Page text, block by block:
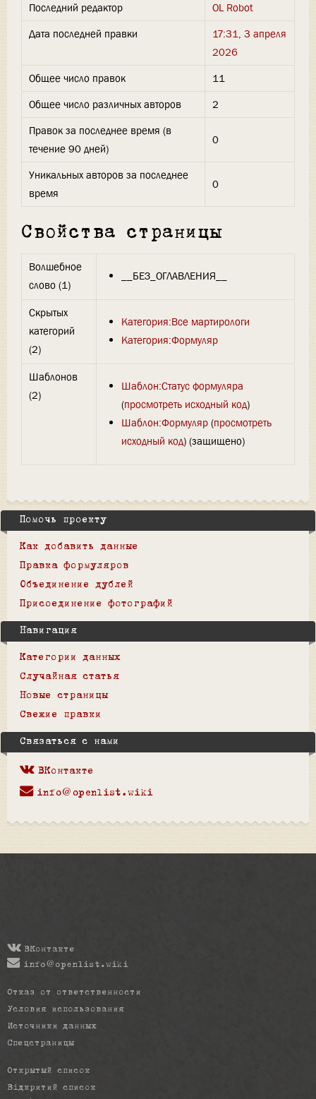
Последний редактор
OL Robot
Дата последней правки
17:31, 3 апреля
2026
Общее число правок
11
Общее число различных авторов
2
Правок за последнее время (в
течение 90 дней)
0
Уникальных авторов за последнее
время
0
Свойства страницы
Волшебное
слово (1)
__БЕЗ_ОГЛАВЛЕНИЯ__
Скрытых
категорий
(2)
Категория:Все мартирологи
Категория:Формуляр
Шаблонов
(2)
Шаблон:Статус формуляра
(просмотреть исходный код)
Шаблон:Формуляр(просмотреть
исходный код) (защищено)
Помочь проекту
Как добавить данные
Правка формуляров
Объединение дублей
Присоединение фотографий
Навигация
Категории данных
Случайная статья
Новые страницы
Свежие правки
Связаться с нами
ВКонтакте
info@openlist.wiki
ВКонтакте
info@openlist.wiki
Отказ от ответственности
Условия использования
Источники данных
Спецстраницы
Открытый список
Відкритий список